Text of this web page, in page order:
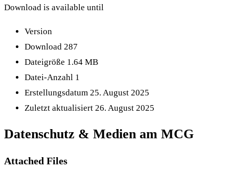
Download is available until
Version
Download 287
Dateigröße 1.64 MB
Datei-Anzahl 1
Erstellungsdatum 25. August 2025
Zuletzt aktualisiert 26. August 2025
Datenschutz & Medien am MCG
Attached Files